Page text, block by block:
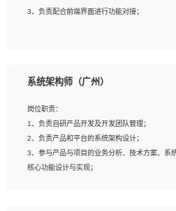
5、熟悉linux或任意一种unix操作系统，如有较
6、具备丰富的项目实施经验，较强的自我学习
3、负责配合前端界面进行功能对接；
2、1年以上Golang开发工作经验，能独立完成
与实现，熟悉常用开源框架及设计模式；
4、熟悉Golang、连接池、消息队列等组件使
跟工具使用；
5、对技术有激情，喜欢钻研，能快速接受和
强，良好的沟通表达能力和团队协作能力。
系统架构师（广州）
岗位职责：
1、负责自研产品开发及开发团队管理；
2、负责产品和平台的系统架构设计；
3、参与产品与项目的业务分析、技术方案、系
核心功能设计与实现；